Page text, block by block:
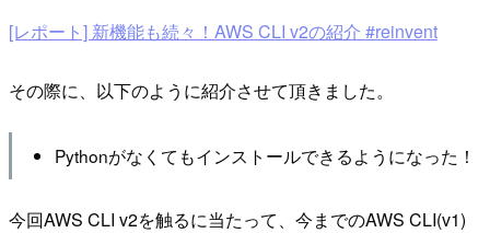
[レポート] 新機能も続々！AWS CLI v2の紹介 #reinvent
その際に、以下のように紹介させて頂きました。
Pythonがなくてもインストールできるようになった！
今回AWS CLI v2を触るに当たって、今までのAWS CLI(v1)